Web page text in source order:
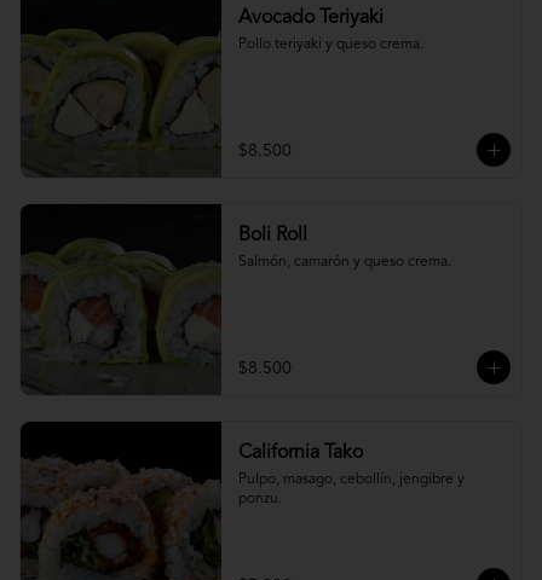
Avocado Teriyaki
Pollo teriyaki y queso crema.
$8.500
Boli Roll
Salmón, camarón y queso crema.
$8.500
California Tako
Pulpo, masago, cebollín, jengibre y
ponzu.